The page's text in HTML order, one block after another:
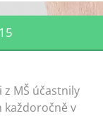
z MŠ účastnily
každoročně v